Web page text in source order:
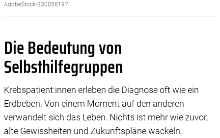
AdobeStock-330058197
Die Bedeutung von
Selbsthilfegruppen
Krebspatient:innen erleben die Diagnose oft wie ein
Erdbeben. Von einem Moment auf den anderen
verwandelt sich das Leben. Nichts ist mehr wie zuvor,
alte Gewissheiten und Zukunftspläne wackeln.